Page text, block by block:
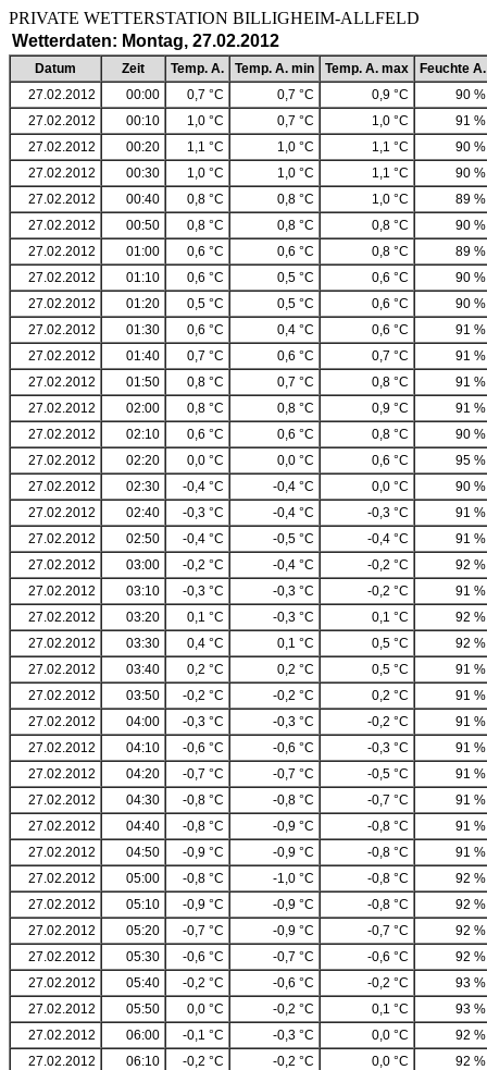
PRIVATE WETTERSTATION BILLIGHEIM-
Wetterdaten: Montag, 27.02.2012
Datum Zeit Temp. A. Temp. A. min Temp. A. max
Feuchte A.
27.02.2012
00:00 0,7 °C 0,7 °C 0,9 °C
90 %
27.02.2012
00:10 1,0 °C 0,7 °C 1,0 °C
91 %
27.02.2012
00:20 1,1 °C 1,0 °C 1,1 °C
90 %
27.02.2012
00:30 1,0 °C 1,0 °C 1,1 °C
90 %
27.02.2012
00:40 0,8 °C 0,8 °C 1,0 °C
89 %
27.02.2012
00:50 0,8 °C 0,8 °C 0,8 °C
90 %
27.02.2012
01:00 0,6 °C 0,6 °C 0,8 °C
89 %
27.02.2012
01:10 0,6 °C 0,5 °C 0,6 °C
90 %
27.02.2012
01:20 0,5 °C 0,5 °C 0,6 °C
90 %
27.02.2012
01:30 0,6 °C 0,4 °C 0,6 °C
91 %
27.02.2012
01:40 0,7 °C 0,6 °C 0,7 °C
91 %
27.02.2012
01:50 0,8 °C 0,7 °C 0,8 °C
91 %
27.02.2012
02:00 0,8 °C 0,8 °C 0,9 °C
91 %
27.02.2012
02:10 0,6 °C 0,6 °C 0,8 °C
90 %
27.02.2012
02:20 0,0 °C 0,0 °C 0,6 °C
95 %
27.02.2012
02:30 -0,4 °C -0,4 °C 0,0 °C
90 %
27.02.2012
02:40 -0,3 °C -0,4 °C -0,3 °C
91 %
27.02.2012
02:50 -0,4 °C -0,5 °C -0,4 °C
91 %
27.02.2012
03:00 -0,2 °C -0,4 °C -0,2 °C
92 %
27.02.2012
03:10 -0,3 °C -0,3 °C -0,2 °C
91 %
27.02.2012
03:20 0,1 °C -0,3 °C 0,1 °C
92 %
27.02.2012
03:30 0,4 °C 0,1 °C 0,5 °C
92 %
27.02.2012
03:40 0,2 °C 0,2 °C 0,5 °C
91 %
27.02.2012
03:50 -0,2 °C -0,2 °C 0,2 °C
91 %
27.02.2012
04:00 -0,3 °C -0,3 °C -0,2 °C
91 %
27.02.2012
04:10 -0,6 °C -0,6 °C -0,3 °C
91 %
27.02.2012
04:20 -0,7 °C -0,7 °C -0,5 °C
91 %
27.02.2012
04:30 -0,8 °C -0,8 °C -0,7 °C
91 %
27.02.2012
04:40 -0,8 °C -0,9 °C -0,8 °C
91 %
27.02.2012
04:50 -0,9 °C -0,9 °C -0,8 °C
91 %
27.02.2012
05:00 -0,8 °C -1,0 °C -0,8 °C
92 %
27.02.2012
05:10 -0,9 °C -0,9 °C -0,8 °C
92 %
27.02.2012
05:20 -0,7 °C -0,9 °C -0,7 °C
92 %
27.02.2012
05:30 -0,6 °C -0,7 °C -0,6 °C
92 %
27.02.2012
05:40 -0,2 °C -0,6 °C -0,2 °C
93 %
27.02.2012
05:50 0,0 °C -0,2 °C 0,1 °C
93 %
27.02.2012
06:00 -0,1 °C -0,3 °C 0,0 °C
92 %
27.02.2012
06:10 -0,2 °C -0,2 °C 0,0 °C
92 %